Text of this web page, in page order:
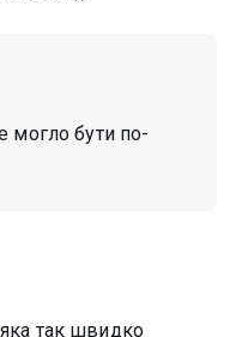
могло бути по-
яка так швидко